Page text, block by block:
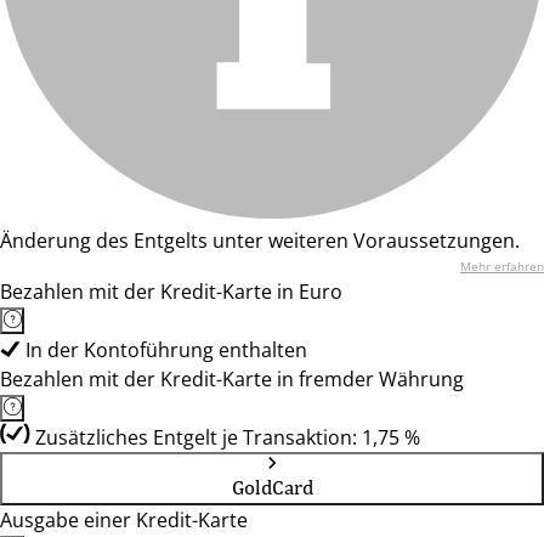
Änderung des Entgelts unter weiteren Voraussetzungen.
Mehr erfahren
Bezahlen mit der Kredit-Karte in Euro
In der Kontoführung enthalten
Bezahlen mit der Kredit-Karte in fremder Währung
Zusätzliches Entgelt je Transaktion: 1,75 %
GoldCard
Ausgabe einer Kredit-Karte